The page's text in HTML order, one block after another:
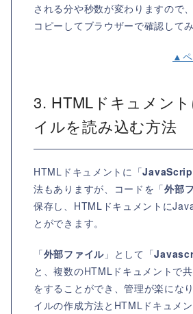
される分や秒数が変わりますので
コピーしてブラウザーで確認してみ
▲ペ
3. HTMLドキュメン
イルを読み込む方法
HTMLドキュメントに「
法もありますが、コードを「外部
保存し、HTMLドキュメントに
とができます。
「外部ファイル」として「
と、複数のHTMLドキュメントで
をすることができ、管理が楽にな
イルの作成方法とHTMLドキュメ